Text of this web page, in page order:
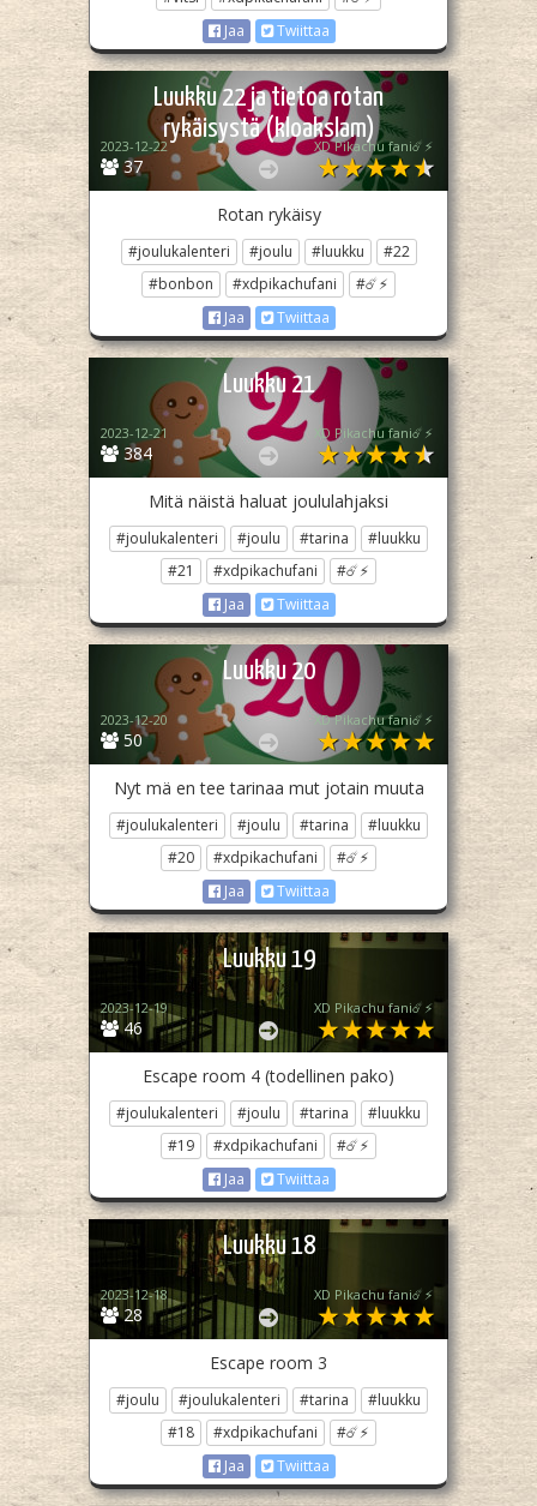
Jaa
Twiittaa
Luukku 22 ja tietoa rotan
rykäisystä (kloakslam)
37
2023-12-22 XD Pikachu fani☄️⚡
Rotan rykäisy
#joulukalenteri #joulu #luukku
#22
#bonbon
#xdpikachufani
#☄️⚡
Jaa
Twiittaa
Luukku 21
384
2023-12-21 XD Pikachu fani☄️⚡
Mitä näistä haluat joululahjaksi
#joulukalenteri #joulu #tarina
#luukku
#21
#xdpikachufani
#☄️⚡
Jaa
Twiittaa
Luukku 20
50
2023-12-20 XD Pikachu fani☄️⚡
Nyt mä en tee tarinaa mut jotain muuta
#joulukalenteri #joulu #tarina
#luukku
#20
#xdpikachufani
#☄️⚡
Jaa
Twiittaa
Luukku 19
46
2023-12-19 XD Pikachu fani☄️⚡
Escape room 4 (todellinen pako)
#joulukalenteri #joulu #tarina
#luukku
#19
#xdpikachufani
#☄️⚡
Jaa
Twiittaa
Luukku 18
28
2023-12-18 XD Pikachu fani☄️⚡
Escape room 3
#joulu #joulukalenteri #tarina
#luukku
#18
#xdpikachufani
#☄️⚡
Jaa
Twiittaa